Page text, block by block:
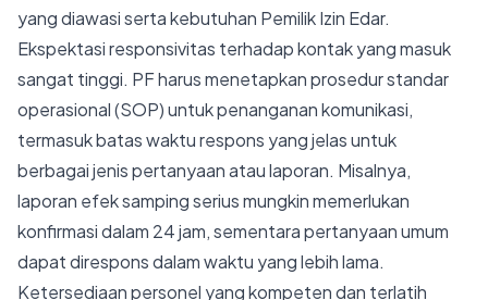
yang diawasi serta kebutuhan Pemilik Izin Edar.
Ekspektasi responsivitas terhadap kontak yang masuk
sangat tinggi. PF harus menetapkan prosedur standar
operasional (SOP) untuk penanganan komunikasi,
termasuk batas waktu respons yang jelas untuk
berbagai jenis pertanyaan atau laporan. Misalnya,
laporan efek samping serius mungkin memerlukan
konfirmasi dalam 24 jam, sementara pertanyaan umum
dapat direspons dalam waktu yang lebih lama.
Ketersediaan personel yang kompeten dan terlatih